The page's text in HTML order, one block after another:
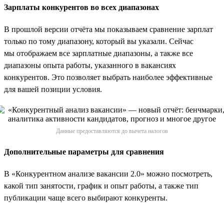
Зарплаты конкурентов во всех диапазонах
В прошлой версии отчёта мы показываем сравнение зарплат
только по тому диапазону, который вы указали. Сейчас
мы отображаем все зарплатные диапазоны, а также все
диапазоны опыта работы, указанного в вакансиях
конкурентов. Это позволяет выбрать наиболее эффективные
для вашей позиции условия.
Данные предоставляются до вычета налогов
Дополнительные параметры для сравнения
В «Конкурентном анализе вакансии 2.0» можно посмотреть,
какой тип занятости, график и опыт работы, а также тип
публикации чаще всего выбирают конкуренты.